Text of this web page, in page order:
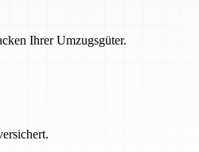
Ihrer Umzugsgüter.